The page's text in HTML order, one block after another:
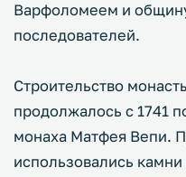
Варфоломеем и
последователей.
Строительство
продолжалось с 1741
монаха Матфея Вепи.
использовались